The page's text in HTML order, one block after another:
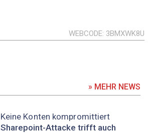
WEBCODE 3BMXWK8U
» MEHR NEWS
Keine Konten kompromittiert
Sharepoint-Attacke trifft auch